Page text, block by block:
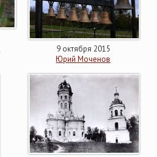
9 октября 2015
Юрий Моченов